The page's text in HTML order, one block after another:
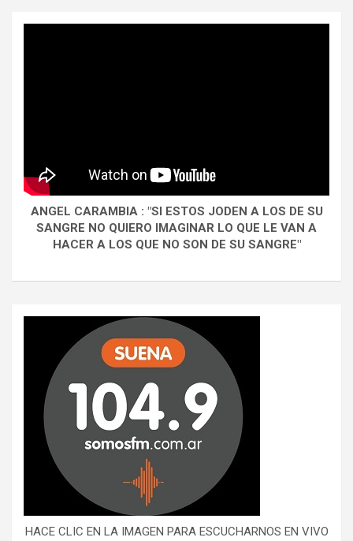
ANGEL CARAMBIA : "SI ESTOS JODEN A LOS DE SU
SANGRE NO QUIERO IMAGINAR LO QUE LE VAN A
HACER A LOS QUE NO SON DE SU SANGRE"
HACE CLIC EN LA IMAGEN PARA ESCUCHARNOS EN VIVO